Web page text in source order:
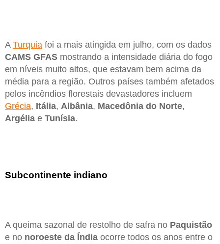
A Turquia foi a mais atingida em julho, com os dados
CAMS GFAS mostrando a intensidade diária do fogo
em níveis muito altos, que estavam bem acima da
média para a região. Outros países também afetados
pelos incêndios florestais devastadores incluem
Grécia, Itália, Albânia, Macedônia do Norte,
Argélia e Tunísia.
Subcontinente indiano
A queima sazonal de restolho de safra no Paquistão
e no noroeste da Índia ocorre todos os anos entre o